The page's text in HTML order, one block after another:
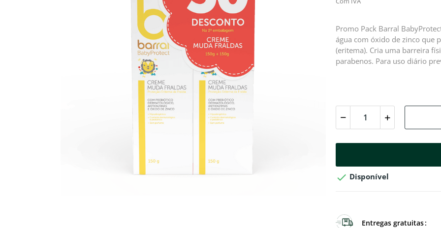
Promo Pack Barral
água com óxido de zinco que
(eritema). Cria uma barreira
parabenos. Para uso diário
 Disponível
Entregas gratuitas